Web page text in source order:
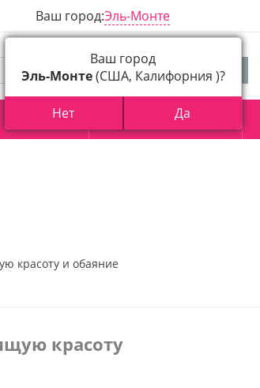
Ваш город:Эль-Монте
АКЦИИ О КОМПАНИИ
красоту и обаяние
красоту
Ваш город
Эль-Монте(США, Калифорния )?
Нет Да